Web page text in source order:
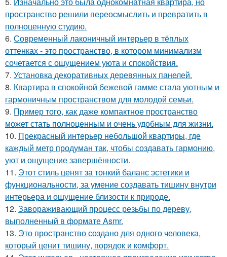
пространство решили переосмыслить и превратить в
полноценную студию.
6. Современный лаконичный интерьер в тёплых
оттенках - это пространство, в котором минимализм
сочетается с ощущением уюта и спокойствия.
7. Установка декоративных деревянных панелей.
8. Квартира в спокойной бежевой гамме стала уютным и
гармоничным пространством для молодой семьи.
9. Пример того, как даже компактное пространство
может стать полноценным и очень удобным для жизни.
10. Прекрасный интерьер небольшой квартиры, где
каждый метр продуман так, чтобы создавать гармонию,
уют и ощущение завершённости.
11. Этот стиль ценят за тонкий баланс эстетики и
функциональности, за умение создавать тишину внутри
интерьера и ощущение близости к природе.
12. Завораживающий процесс резьбы по дереву,
выполненный в формате Asmr.
13. Это пространство создано для одного человека,
который ценит тишину, порядок и комфорт.